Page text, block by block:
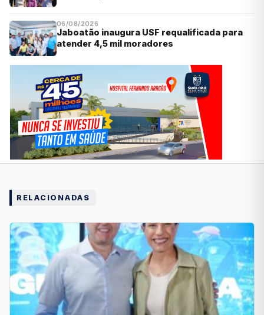
06/08/2026
Jaboatão inaugura USF requalificada para
atender 4,5 mil moradores
RELACIONADAS